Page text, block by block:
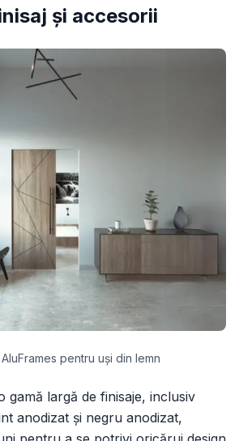
și accesorii
pentru uși din lemn
gamă largă de finisaje, inclusiv
anodizat și negru anodizat,